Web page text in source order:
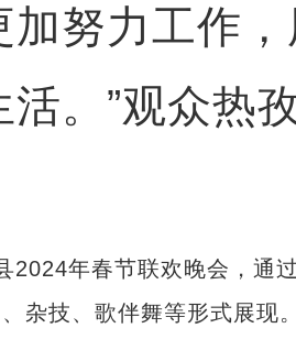
加努力工作
活。”观众热